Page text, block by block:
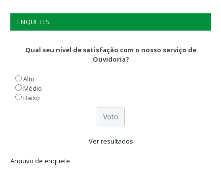
ENQUETES
Qual seu nível de satisfação com o nosso serviço de
Ouvidoria?
Alto
Médio
Baixo
Ver resultados
Arquivo de enquete